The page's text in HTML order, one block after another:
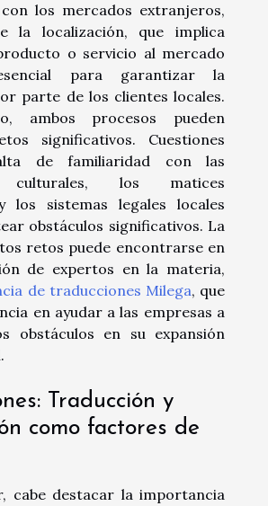
los mercados extranjeros,
la localización, que implica
o servicio al mercado
para garantizar la
parte de los clientes locales.
ambos procesos pueden
significativos. Cuestiones
de familiaridad con las
culturales, los matices
los sistemas legales locales
obstáculos significativos. La
retos puede encontrarse en
de expertos en la materia,
de traducciones Milega, que
en ayudar a las empresas a
obstáculos en su expansión
Traducción y
como factores de
cabe destacar la importancia